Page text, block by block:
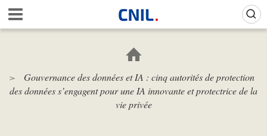
Aller
au
contenu
c
i
l
Gouvernance des données et IA : cinq autorités de protection
des données s’engagent pour une IA innovante et protectrice de la
vie privée
Gestion de vos préférences sur les cookies (témoins de connexion)